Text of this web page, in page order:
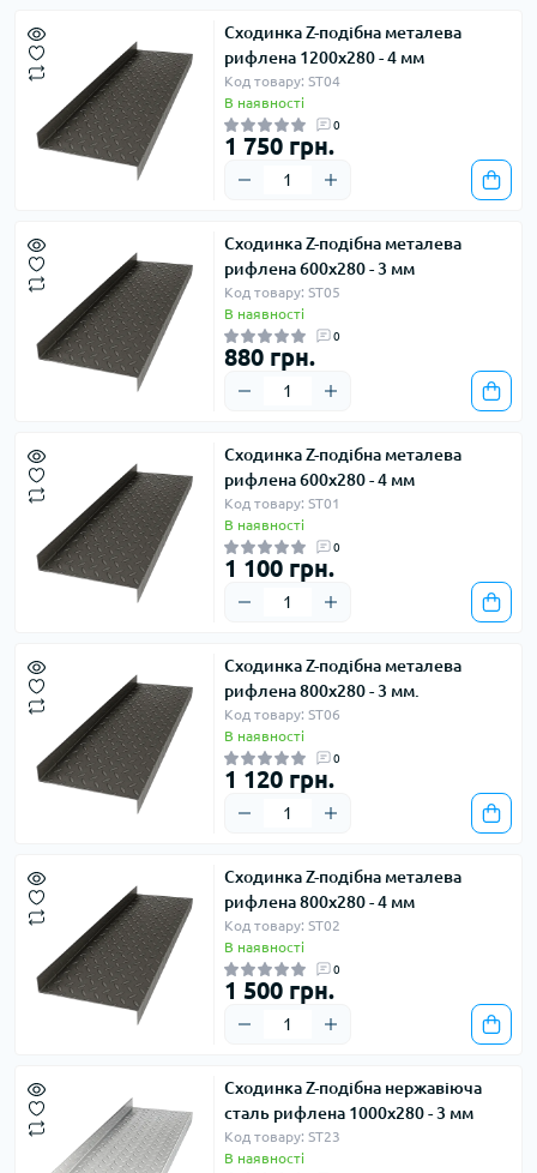
Сходинка Z-подібна металева
рифлена 1200х280 - 4 мм
Код товару: ST04
В наявності
0
1 750 грн.
Сходинка Z-подібна металева
рифлена 600х280 - 3 мм
Код товару: ST05
В наявності
0
880 грн.
Сходинка Z-подібна металева
рифлена 600х280 - 4 мм
Код товару: ST01
В наявності
0
1 100 грн.
Сходинка Z-подібна металева
рифлена 800х280 - 3 мм.
Код товару: ST06
В наявності
0
1 120 грн.
Сходинка Z-подібна металева
рифлена 800х280 - 4 мм
Код товару: ST02
В наявності
0
1 500 грн.
Сходинка Z-подібна нержавіюча
сталь рифлена 1000х280 - 3 мм
Код товару: ST23
В наявності